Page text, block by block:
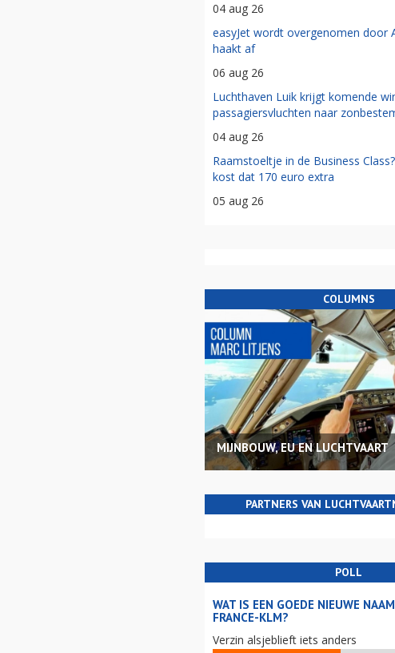
04 aug 26
easyJet wordt overgenomen door
haakt af
06 aug 26
Luchthaven Luik krijgt komende
passagiersvluchten naar
04 aug 26
Raamstoeltje in de Business
kost dat 170 euro extra
05 aug 26
COLUMNS
MIJNBOUW, EU EN LUCHTVAART
PARTNERS VAN
POLL
WAT IS EEN GOEDE NIEUWE
FRANCE-KLM?
Verzin alsjeblieft iets anders